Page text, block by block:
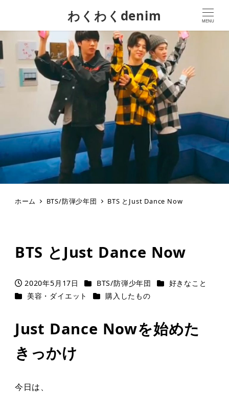
わくわくdenim MENU
ホーム BTS/防弾少年団 BTS とJust Dance Now
BTS とJust Dance Now
投稿日
2020年5月17日 カテゴリー
BTS/防弾少年団 カテゴリー
好きなこと
カテゴリー
美容・ダイエット カテゴリー
購入したもの
Just Dance Nowを始めた
きっかけ
今日は、